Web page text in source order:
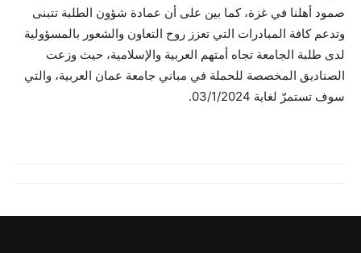
صمود أهلنا في غزة، كما بين على أن عمادة شؤون الطلبة تتبنى
وتدعم كافة المبادرات التي تعزز روح التعاون والشعور بالمسؤولية
لدى طلبة الجامعة تجاه أمتهم العربية والإسلامية، حيث وزعت
الصناديق المخصصة للحملة في مباني جامعة عمان العربية، والتي
سوف تستمرّ لغاية 03/1/2024.